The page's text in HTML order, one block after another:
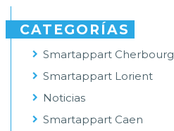
CATEGORÍAS
Smartappart Cherbourg
Smartappart Lorient
Noticias
Smartappart Caen